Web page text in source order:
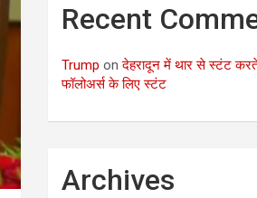
Recent
Trump onदेहरादून में थार से स्टंट करते
फॉलोअर्स के लिए स्टंट
Archives